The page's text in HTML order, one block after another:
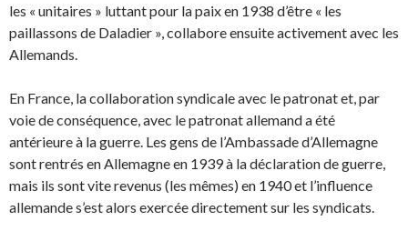
les « unitaires » luttant pour la paix en 1938 d’être « les
paillassons de Daladier », collabore ensuite activement avec les
Allemands.
En France, la collaboration syndicale avec le patronat et, par
voie de conséquence, avec le patronat allemand a été
antérieure à la guerre. Les gens de l’Ambassade d’Allemagne
sont rentrés en Allemagne en 1939 à la déclaration de guerre,
mais ils sont vite revenus (les mêmes) en 1940 et l’influence
allemande s’est alors exercée directement sur les syndicats.